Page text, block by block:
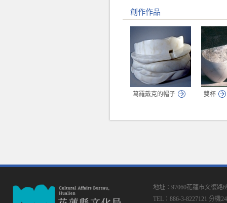
創作作品
葛羅戴克的帽子 雙杯
地址：97060花蓮市文復路
TEL：886-3-8227121 分機